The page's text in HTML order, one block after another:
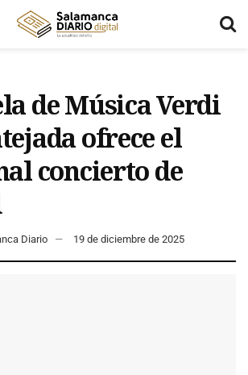
de Música Verdi
ofrece el
concierto de
Diario 19 de diciembre de 2025